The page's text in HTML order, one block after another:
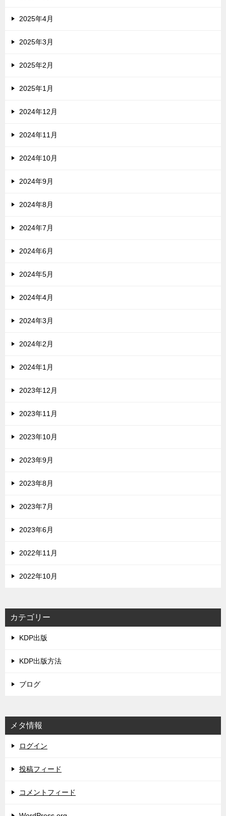
2025年4月
2025年3月
2025年2月
2025年1月
2024年12月
2024年11月
2024年10月
2024年9月
2024年8月
2024年7月
2024年6月
2024年5月
2024年4月
2024年3月
2024年2月
2024年1月
2023年12月
2023年11月
2023年10月
2023年9月
2023年8月
2023年7月
2023年6月
2022年11月
2022年10月
カテゴリー
KDP出版
KDP出版方法
ブログ
メタ情報
ログイン
投稿フィード
コメントフィード